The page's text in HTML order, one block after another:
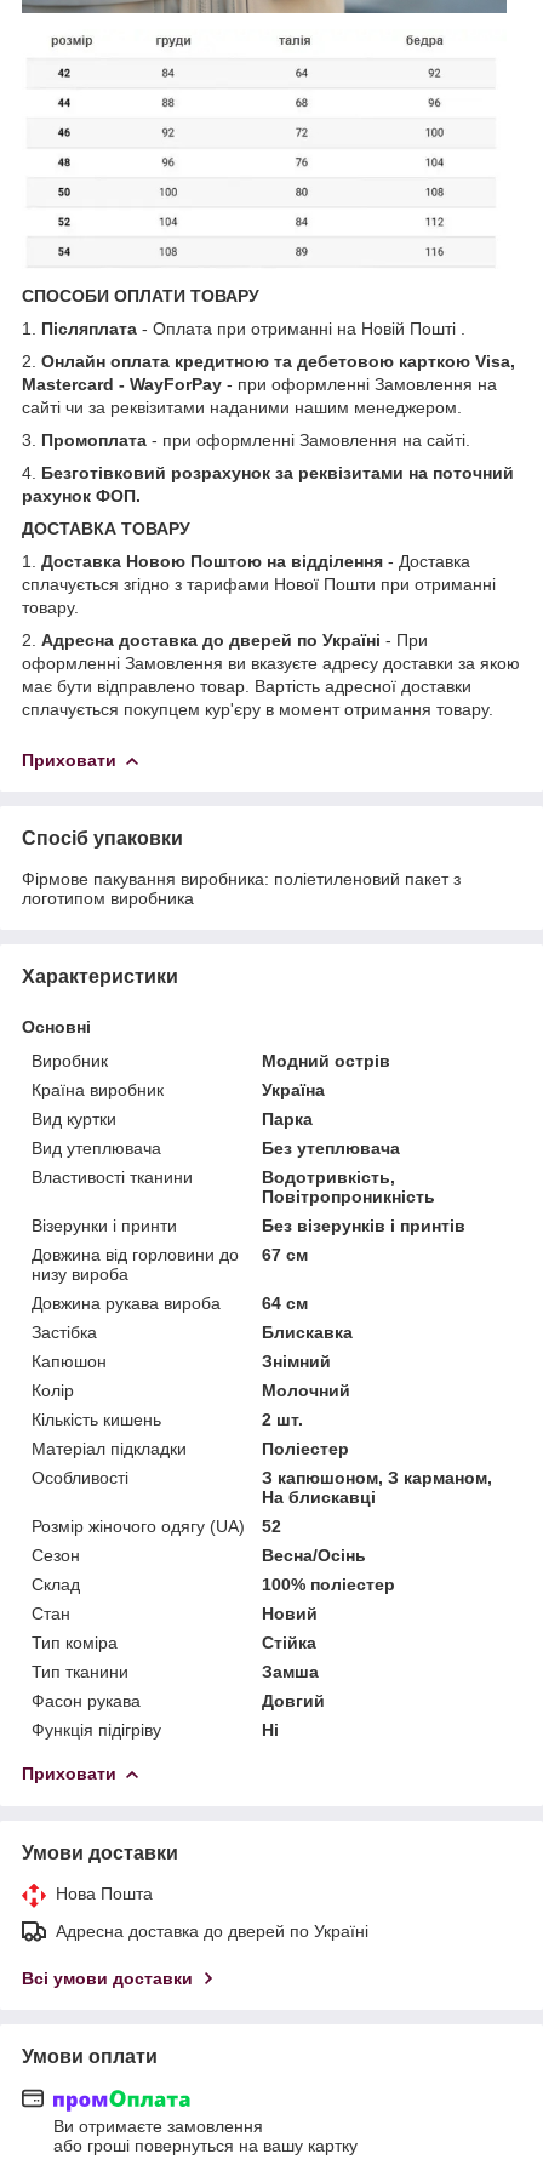
СПОСОБИ ОПЛАТИ ТОВАРУ
1. Післяплата - Оплата при отриманні на Новій Пошті .
2. Онлайн оплата кредитною та дебетовою карткою Visa,
Mastercard - WayForPay - при оформленні Замовлення на
сайті чи за реквізитами наданими нашим менеджером.
3. Промоплата - при оформленні Замовлення на сайті.
4. Безготівковий розрахунок за реквізитами на поточний
рахунок ФОП.
ДОСТАВКА ТОВАРУ
1.
Доставка Новою Поштою на відділення - Доставка
сплачується згідно з тарифами Нової Пошти при отриманні
товару.
2. Адресна доставка до дверей по Україні - При
оформленні Замовлення ви вказуєте адресу доставки за якою
має бути відправлено товар. Вартість адресної доставки
сплачується покупцем кур'єру в момент отримання товару.
Приховати
Спосіб упаковки
Фірмове пакування виробника: поліетиленовий пакет з
логотипом виробника
Характеристики
Основні
Виробник
Модний острів
Країна виробник
Україна
Вид куртки
Парка
Вид утеплювача
Без утеплювача
Властивості тканини
Водотривкість,
Повітропроникність
Візерунки і принти
Без візерунків і принтів
Довжина від горловини до
низу вироба
67 см
Довжина рукава вироба
64 см
Застібка
Блискавка
Капюшон
Знімний
Колір
Молочний
Кількість кишень
2 шт.
Матеріал підкладки
Поліестер
Особливості
З капюшоном, З карманом,
На блискавці
Розмір жіночого одягу (UA)
52
Сезон
Весна/Осінь
Склад
100% поліестер
Стан
Новий
Тип коміра
Стійка
Тип тканини
Замша
Фасон рукава
Довгий
Функція підігріву
Ні
Приховати
Умови доставки
Нова Пошта
Адресна доставка до дверей по Україні
Всі умови доставки
Умови оплати
Ви отримаєте замовлення
або гроші повернуться на вашу картку